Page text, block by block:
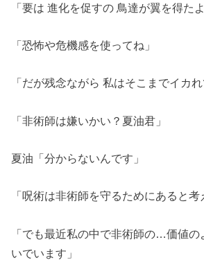
「要は 進化を促すの 鳥達が翼を得たよ
「恐怖や危機感を使ってね」
「だが残念ながら 私はそこまでイカれ
「非術師は嫌いかい？夏油君」
夏油「分からないんです」
「呪術は非術師を守るためにあると考
「でも最近私の中で非術師の…価値の
いでいます」